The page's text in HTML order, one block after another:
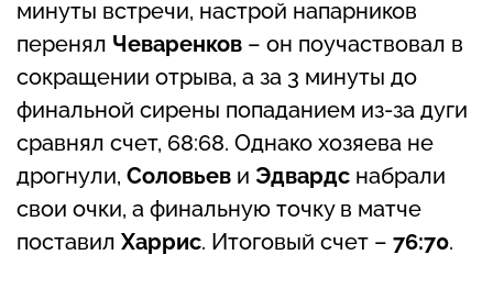
минуты встречи, настрой напарников
перенял Чеваренков – он поучаствовал в
сокращении отрыва, а за 3 минуты до
финальной сирены попаданием из-за дуги
сравнял счет, 68:68. Однако хозяева не
дрогнули, Соловьев и Эдвардс набрали
свои очки, а финальную точку в матче
поставил Харрис. Итоговый счет – 76:70.